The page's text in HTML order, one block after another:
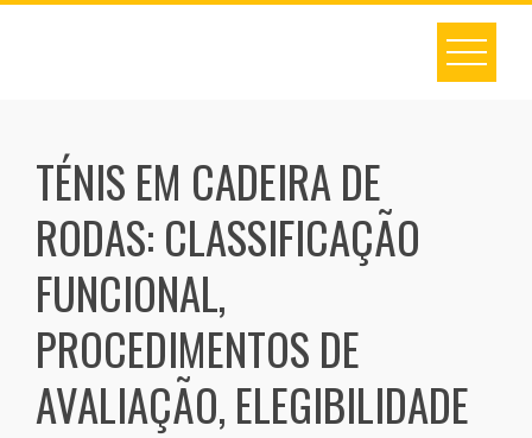
Skip
TÉNIS EM CADEIRA DE
RODAS: CLASSIFICAÇÃO
FUNCIONAL,
PROCEDIMENTOS DE
AVALIAÇÃO, ELEGIBILIDADE